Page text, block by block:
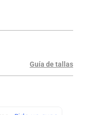
Guía de tallas